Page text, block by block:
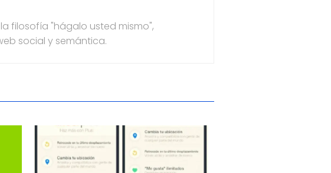
filosofía "hágalo usted mismo",
social y semántica.